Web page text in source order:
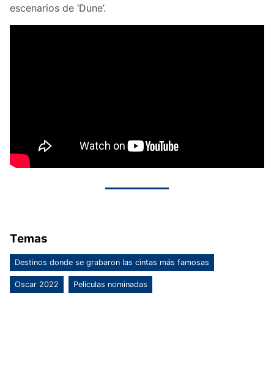
escenarios de ‘Dune’.
Temas
Destinos donde se grabaron las cintas más famosas
Oscar 2022 Películas nominadas